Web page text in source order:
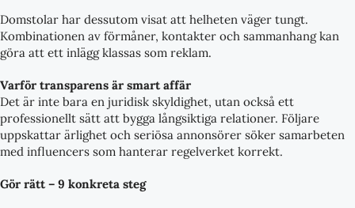
Domstolar har dessutom visat att helheten väger tungt.
Kombinationen av förmåner, kontakter och sammanhang kan
göra att ett inlägg klassas som reklam.
Varför transparens är smart affär
Det är inte bara en juridisk skyldighet, utan också ett
professionellt sätt att bygga långsiktiga relationer. Följare
uppskattar ärlighet och seriösa annonsörer söker samarbeten
med influencers som hanterar regelverket korrekt.
Gör rätt – 9 konkreta steg